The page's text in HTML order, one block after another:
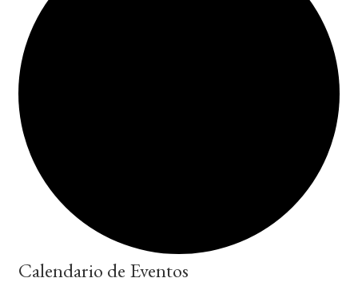
Calendario de Eventos